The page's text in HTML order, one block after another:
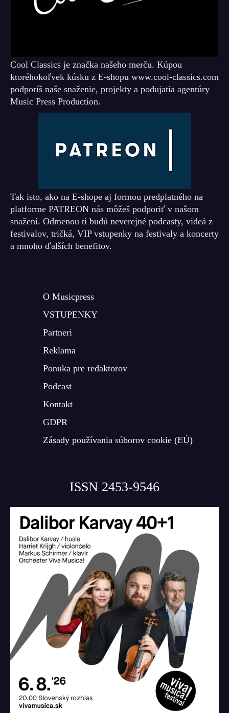
Cool Classics je značka našeho merču. Kúpou
ktoréhokoľvek kúsku z E-shopu www.cool-classics.com
podporíš naše snaženie, projekty a podujatia agentúry
Music Press Production.
Tak isto, ako na E-shope aj formou predplatného na
platforme PATREON nás môžeš podporiť v našom
snažení. Odmenou ti budú neverejné podcasty, videá z
festivalov, tričká, VIP vstupenky na festivaly a koncerty
a mnoho ďalších benefitov.
O Musicpress
VSTUPENKY
Partneri
Reklama
Ponuka pre redaktorov
Podcast
Kontakt
GDPR
Zásady používania súborov cookie (EÚ)
ISSN 2453-9546